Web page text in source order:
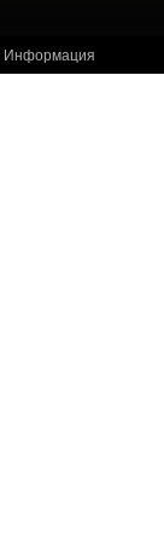
Информация